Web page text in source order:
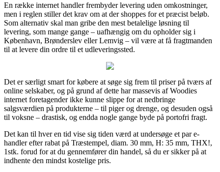
En række internet handler frembyder levering uden omkostninger,
men i reglen stiller det krav om at der shoppes for et præcist beløb.
Som alternativ skal man gribe den mest betalelige løsning til
levering, som mange gange – uafhængig om du opholder sig i
København, Brønderslev eller Lemvig – vil være at få fragtmanden
til at levere din ordre til et udleveringssted.
Det er særligt smart for købere at søge sig frem til priser på tværs af
online selskaber, og på grund af dette har massevis af Woodies
internet foretagender ikke kunne slippe for at nedbringe
salgsværdien på produkterne – til piger og drenge, og desuden også
til voksne – drastisk, og endda nogle gange byde på portofri fragt.
Det kan til hver en tid vise sig tiden værd at undersøge et par e-
handler efter rabat på Træstempel, diam. 30 mm, H: 35 mm, THX!,
1stk. forud for at du gennemfører din handel, så du er sikker på at
indhente den mindst kostelige pris.